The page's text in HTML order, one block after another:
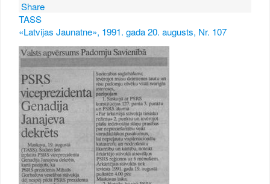
Share
TASS
«Latvijas Jaunatne», 1991. gada 20. augusts, Nr. 107